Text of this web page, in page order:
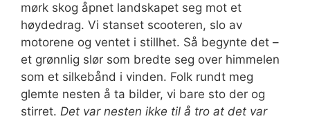
mørk skog åpnet landskapet seg mot et
høydedrag. Vi stanset scooteren, slo av
motorene og ventet i stillhet. Så begynte det –
et grønnlig slør som bredte seg over himmelen
som et silkebånd i vinden. Folk rundt meg
glemte nesten å ta bilder, vi bare sto der og
stirret. Det var nesten ikke til å tro at det var